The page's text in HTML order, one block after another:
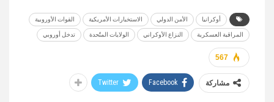
أوكرانيا الأمن الدولي الاستخبارات الأمريكية القوات الأوروبية
المراقبة العسكرية النزاع الأوكراني الولايات المتّحدة تدخل أوروبي
567
مشاركة Facebook
Twitter